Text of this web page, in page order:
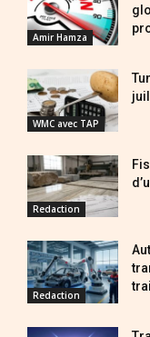
Amir Hamza
WMC avec TAP
Redaction
Redaction